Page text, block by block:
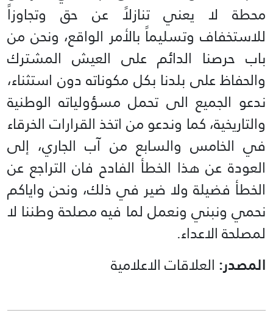
محطة لا يعني تنازلاً ‏عن حق وتجاوزاً
للاستخفاف وتسليماً بالأمر الواقع، ونحن من
باب حرصنا الدائم على العيش المشترك
‏والحفاظ على بلدنا بكل مكوناته دون استثناء،
ندعو الجميع الى تحمل مسؤولياته الوطنية
والتاريخية، كما ‏وندعو من اتخذ القرارات الخرقاء
في الخامس والسابع من آب الجاري، إلى
العودة عن هذا الخطأ الفادح فان ‏التراجع عن
الخطأ فضيلة ولا ضير في ذلك، ونحن واياكم
نحمي ونبني ونعمل لما فيه مصلحة وطننا لا
‏لمصلحة الاعداء.‏
المصدر: العلاقات الاعلامية